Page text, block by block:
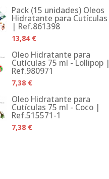
Pack (15 unidades) Óleos
Hidratante para Cutículas
| Ref.861398
13,84 €
Óleo Hidratante para
Cutículas 75 ml - Lollipop |
Ref.980971
7,38 €
Óleo Hidratante para
Cutículas 75 ml - Coco |
Ref.515571-1
7,38 €